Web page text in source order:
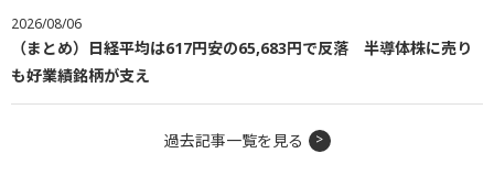
2026/08/06
（まとめ）日経平均は617円安の65,683円で反落 半導体株に売り
も好業績銘柄が支え
過去記事一覧を見る